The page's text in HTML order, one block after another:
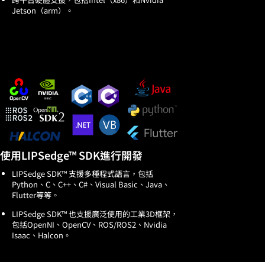
Jetson（arm）。
使用LIPSedge™ SDK進行開發
LIPSedge SDK™ 支援多種程式語言，包括
Python、C、C++、C#、Visual Basic、Java、
Flutter等等。
LIPSedge SDK™ 也支援廣泛使用的工業3D框架，
包括OpenNI、OpenCV、ROS/ROS2、Nvidia
Isaac、Halcon。